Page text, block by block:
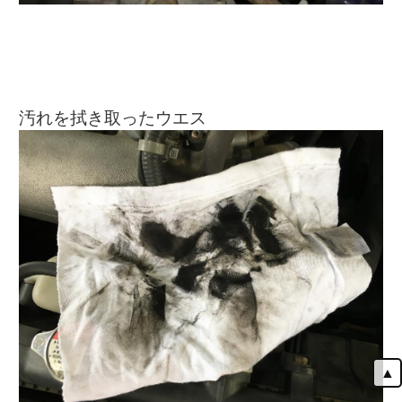
汚れを拭き取ったウエス
▲